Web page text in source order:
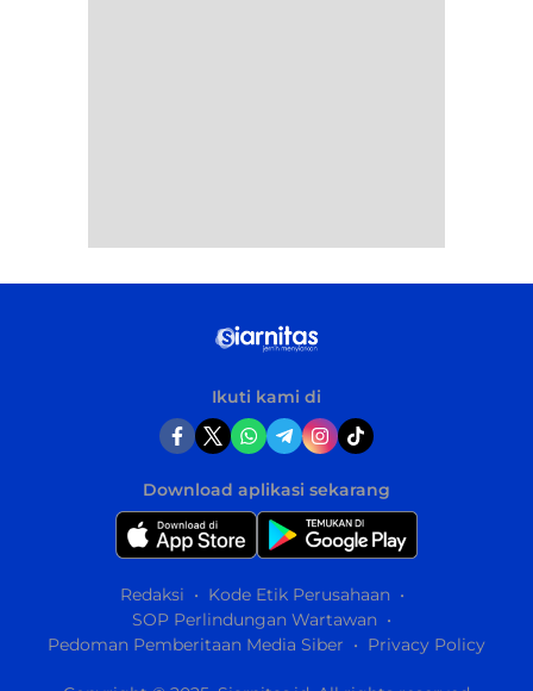
Ikuti kami di
Download aplikasi sekarang
Redaksi
Kode Etik Perusahaan
SOP Perlindungan Wartawan
Pedoman Pemberitaan Media Siber
Privacy Policy